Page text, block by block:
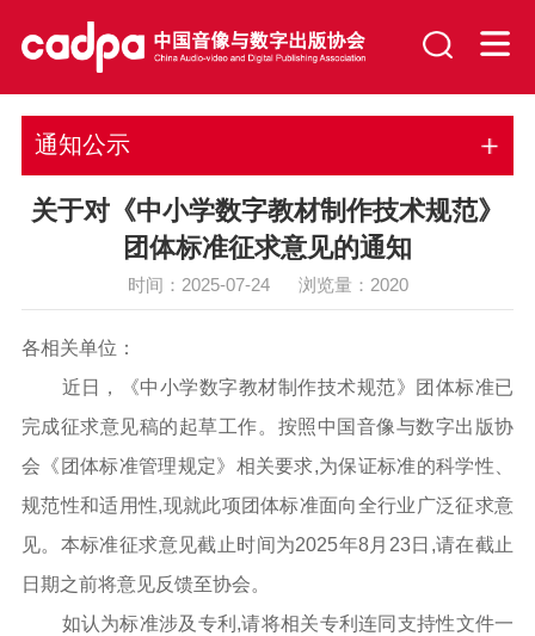
通知公示
关于对《中小学数字教材制作技术规范》
团体标准征求意见的通知
时间：2025-07-24 浏览量： 2020
各相关单位：
近日，《中小学数字教材制作技术规范》团体标准已
完成征求意见稿的起草工作。按照中国音像与数字出版协
会《团体标准管理规定》相关要求,为保证标准的科学性、
规范性和适用性,现就此项团体标准面向全行业广泛征求意
见。本标准征求意见截止时间为2025年8月23日,请在截止
日期之前将意见反馈至协会。
如认为标准涉及专利,请将相关专利连同支持性文件一